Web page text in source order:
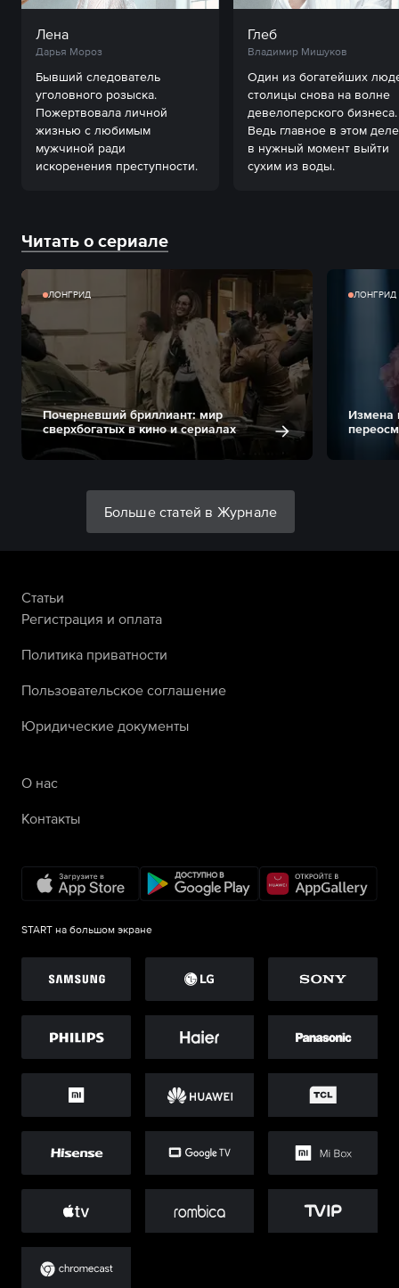
Лена
Дарья Мороз
Бывший следователь
уголовного розыска.
Пожертвовала личной
жизнью с любимым
мужчиной ради
искоренения преступности.
Глеб
Владимир Мишуков
Один из богатейших
столицы снова на волне
девелоперского бизнеса.
Ведь главное в этом
в нужный момент выйти
сухим из воды.
Читать о сериале
ЛОНГРИД
Почерневший бриллиант: мир
сверхбогатых в кино и сериалах
ЛОНГРИД
Измена
Больше статей в Журнале
Статьи
Регистрация и оплата
Политика приватности
Пользовательское соглашение
Юридические документы
О нас
Контакты
START на большом экране